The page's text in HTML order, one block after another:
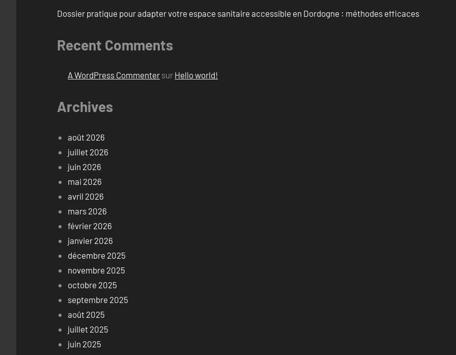
Dossier pratique pour adapter votre espace sanitaire accessible en Dordogne : méthodes efficaces
Recent Comments
A WordPress Commenter sur Hello world!
Archives
août 2026
juillet 2026
juin 2026
mai 2026
avril 2026
mars 2026
février 2026
janvier 2026
décembre 2025
novembre 2025
octobre 2025
septembre 2025
août 2025
juillet 2025
juin 2025